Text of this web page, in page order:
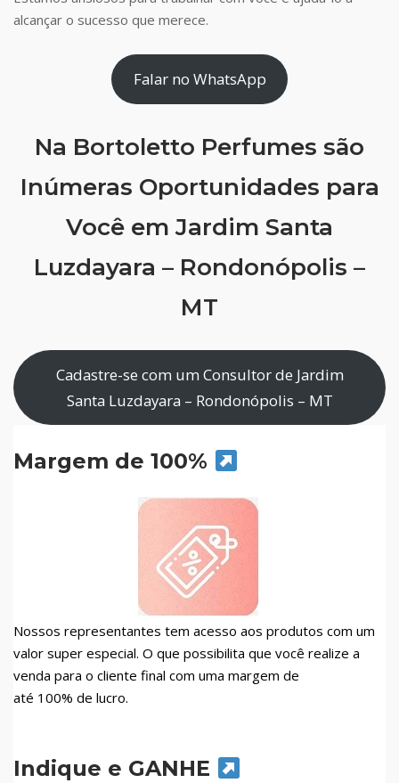
alcançar o sucesso que merece.
Falar no WhatsApp
Na Bortoletto Perfumes são
Inúmeras Oportunidades para
Você em Jardim Santa
Luzdayara – Rondonópolis –
MT
Cadastre-se com um Consultor de Jardim
Santa Luzdayara – Rondonópolis – MT
Margem de 100%
Nossos representantes tem acesso aos produtos com um
valor super especial. O que possibilita que você realize a
venda para o cliente final com uma margem de
até 100% de lucro.
Indique e GANHE